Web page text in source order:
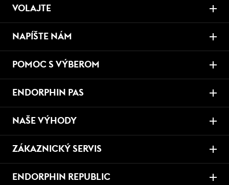
VOLAJTE
NAPÍŠTE NÁM
POMOC S VÝBEROM
ENDORPHIN PAS
NAŠE VÝHODY
ZÁKAZNICKÝ SERVIS
ENDORPHIN REPUBLIC